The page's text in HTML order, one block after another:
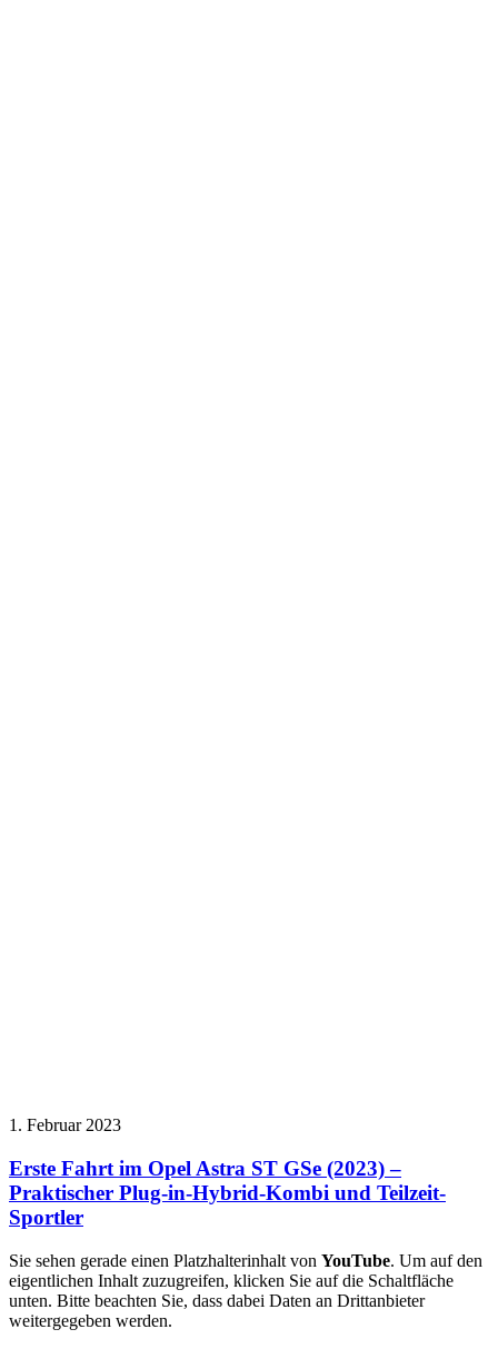
1. Februar 2023
Erste Fahrt im Opel Astra ST GSe (2023) –
Praktischer Plug-in-Hybrid-Kombi und Teilzeit-
Sportler
Sie sehen gerade einen Platzhalterinhalt von YouTube. Um auf den
eigentlichen Inhalt zuzugreifen, klicken Sie auf die Schaltfläche
unten. Bitte beachten Sie, dass dabei Daten an Drittanbieter
weitergegeben werden.